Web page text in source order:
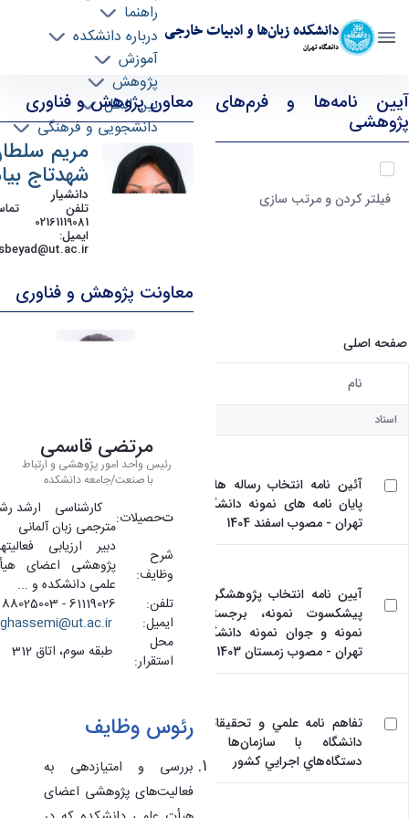
دانشکده زبان‌ها و ادبیات خارجی
دانشگاه تهران
راهنما
درباره دانشکده
آموزش
پژوهش
بین الملل
دانشجویی و فرهنگی
پژوهش و فناوری - ffll- دانشکده زبانها و ادبیات
خارجی
آیین نامه‌ها و فرم‌های
پژوهشی
آیتم ها را انتخاب کنید
فیلتر کردن و مرتب سازی
صفحه اصلی
کاربر انتخاب شده
نام
اسناد
آئین نامه انتخاب رساله ها -
پایان نامه های نمونه دانشگاه
تهران - مصوب اسفند 1404
آیین نامه انتخاب پژوهشگران
پیشکسوت نمونه، برجسته،
نمونه و جوان نمونه دانشگاه
تهران - مصوب زمستان 1403
تفاهم نامه علمي و تحقيقاتي
دانشگاه با سازمان‌ها و
دستگاه‌هاي اجرايي كشور
معاون پژوهش و فناوری
مریم
شهدتاج
دانشیار
تلفن
02161119081
ایمیل:
معاونت پژوهش و فناوری
مرتضی قاسمی
رئیس واحد امور پژوهشی و ارتباط
با صنعت/جامعه دانشکده
تحصیلات: کارشناسی­ ارشد
مترجمی زبان آلمانی
شرح
وظایف:
دبیر ارزیابی
پژوهشی اعضای
علمی دانشکده و ...
تلفن:
61119026 - 88025003
ایمیل:
محل
استقرار:
طبقه سوم، اتاق 312
رئوس وظایف
بررسی و امتیازدهی به
فعالیت‌­های پژوهشی اعضای